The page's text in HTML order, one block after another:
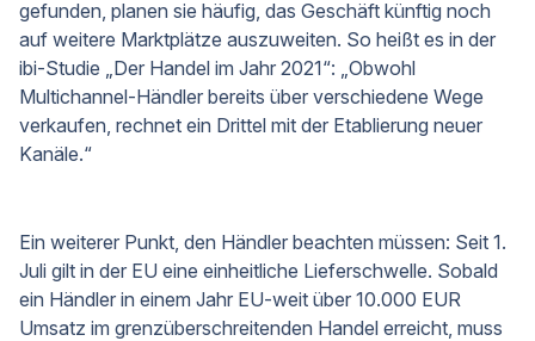
gefunden, planen sie häufig, das Geschäft künftig noch
auf weitere Marktplätze auszuweiten. So heißt es in der
ibi-Studie „Der Handel im Jahr 2021“: „Obwohl
Multichannel-Händler bereits über verschiedene Wege
verkaufen, rechnet ein Drittel mit der Etablierung neuer
Kanäle.“
Ein weiterer Punkt, den Händler beachten müssen: Seit 1.
Juli gilt in der EU eine einheitliche Lieferschwelle. Sobald
ein Händler in einem Jahr EU-weit über 10.000 EUR
Umsatz im grenzüberschreitenden Handel erreicht, muss